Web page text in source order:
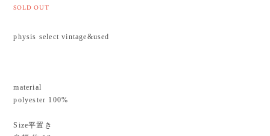
SOLD OUT
physis select vintage&used
material
polyester 100%
Size平置き